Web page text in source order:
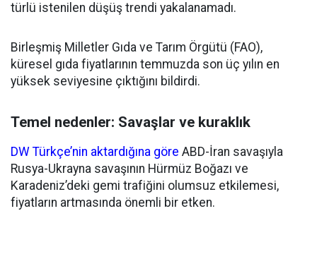
türlü istenilen düşüş trendi yakalanamadı.
Birleşmiş Milletler Gıda ve Tarım Örgütü (FAO),
küresel gıda fiyatlarının temmuzda son üç yılın en
yüksek seviyesine çıktığını bildirdi.
Temel nedenler: Savaşlar ve kuraklık
DW Türkçe’nin aktardığına göre ABD-İran savaşıyla
Rusya-Ukrayna savaşının Hürmüz Boğazı ve
Karadeniz’deki gemi trafiğini olumsuz etkilemesi,
fiyatların artmasında önemli bir etken.